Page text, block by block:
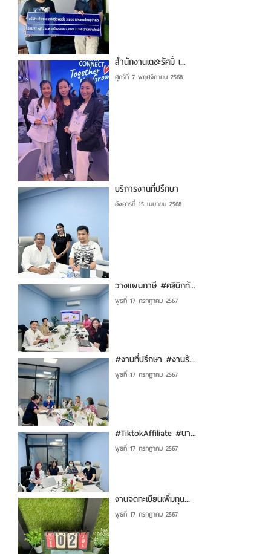
สำนักงานเตชะรัศมิ์ เ...
ศุกร์ที่ 7 พฤศจิกายน 2568
บริการงานที่ปรึกษา
อังคารที่ 15 เมษายน 2568
วางแผนภาษี #คลินิกทั...
พุธที่ 17 กรกฎาคม 2567
#งานที่ปรึกษา #งานรั...
พุธที่ 17 กรกฎาคม 2567
#TiktokAffiliate #นา...
พุธที่ 17 กรกฎาคม 2567
งานจดทะเบียนเพิ่มทุน...
พุธที่ 17 กรกฎาคม 2567